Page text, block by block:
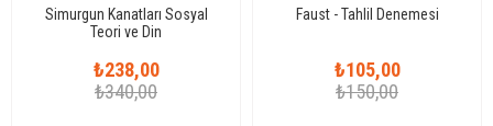
Simurgun Kanatları Sosyal
Teori ve Din
₺238,00
₺340,00
Faust - Tahlil Denemesi
₺105,00
₺150,00